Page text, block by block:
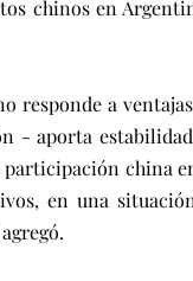
chinos en
a
aporta estabilidad
china
en una